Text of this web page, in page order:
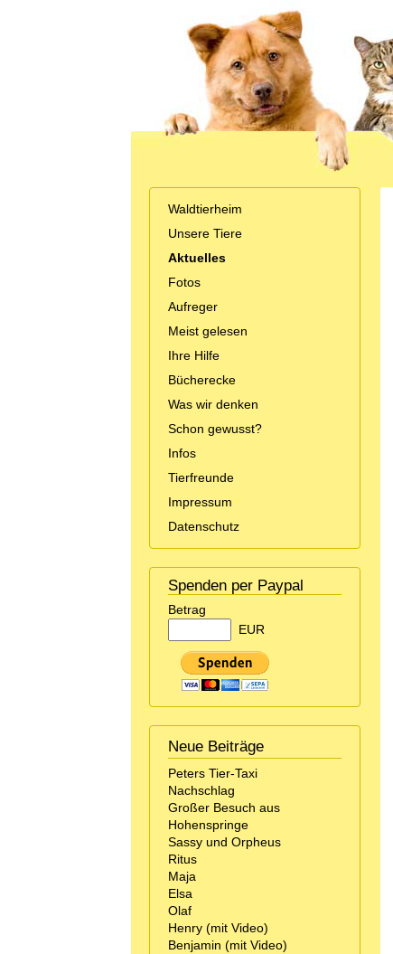
Waldtierheim
Unsere Tiere
Aktuelles
Fotos
Aufreger
Meist gelesen
Ihre Hilfe
Bücherecke
Was wir denken
Schon gewusst?
Infos
Tierfreunde
Impressum
Datenschutz
Spenden per Paypal
Betrag
EUR
Neue Beiträge
Peters Tier-Taxi
Nachschlag
Großer Besuch aus
Hohenspringe
Sassy und Orpheus
Ritus
Maja
Elsa
Olaf
Henry (mit Video)
Benjamin (mit Video)